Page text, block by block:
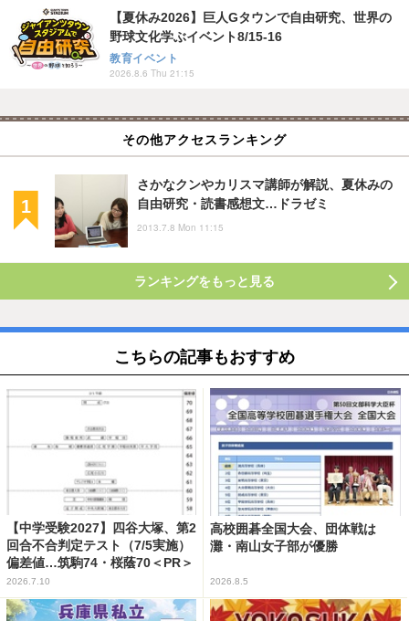
【夏休み2026】巨人Gタウンで自由研究、世界の
野球文化学ぶイベント8/15-16
教育イベント
2026.8.6 Thu 21:15
その他アクセスランキング
さかなクンやカリスマ講師が解説、夏休みの
自由研究・読書感想文…ドラゼミ
2013.7.8 Mon 11:15
ランキングをもっと見る
こちらの記事もおすすめ
【中学受験2027】四谷大塚、第2
回合不合判定テスト（7/5実施）
偏差値…筑駒74・桜蔭70＜PR＞
2026.7.10
高校囲碁全国大会、団体戦は
灘・南山女子部が優勝
2026.8.5